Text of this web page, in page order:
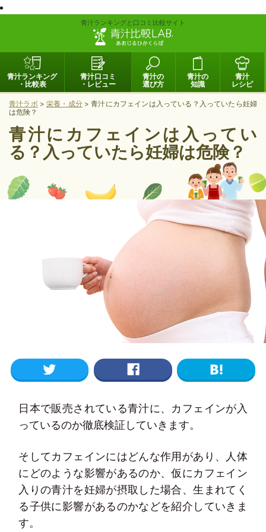
青汁ランキングと口コミ比較サイト
青汁ランキング
・比較表
青汁口コミ
・レビュー
青汁の
選び方
青汁の
知識
青汁
レシピ
青汁ラボ >栄養・成分>青汁にカフェインは入っている？入っていたら妊婦
は危険？
青汁にカフェインは入ってい
る？入っていたら妊婦は危険？
日本で販売されている青汁に、カフェインが入
っているのか徹底検証していきます。
そしてカフェインにはどんな作用があり、人体
にどのような影響があるのか、仮にカフェイン
入りの青汁を妊婦が摂取した場合、生まれてく
る子供に影響があるのかなどを紹介していきま
す。